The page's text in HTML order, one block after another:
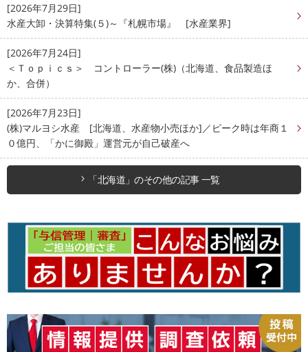
[2026年7月29日]
水産大卸・決算特集(５)～『札幌市場』 [水産業界]
[2026年7月24日]
＜Ｔｏｐｉｃｓ＞ コントローラー(株)（北海道、食品製造ほ
か、合併）
[2026年7月23日]
(株)マルヨシ水産 [北海道、水産物小売ほか]／ピーク時は年商１
０億円、「かに御殿」運営元が自己破産へ
「北海道」のその他の記事 一覧